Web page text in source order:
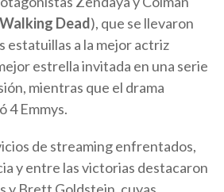
Dead), que se llevaron
estatuillas a la mejor actriz
estrella invitada en una serie
mientras que el drama
4 Emmys.
de streaming enfrentados,
y entre las victorias destacaron